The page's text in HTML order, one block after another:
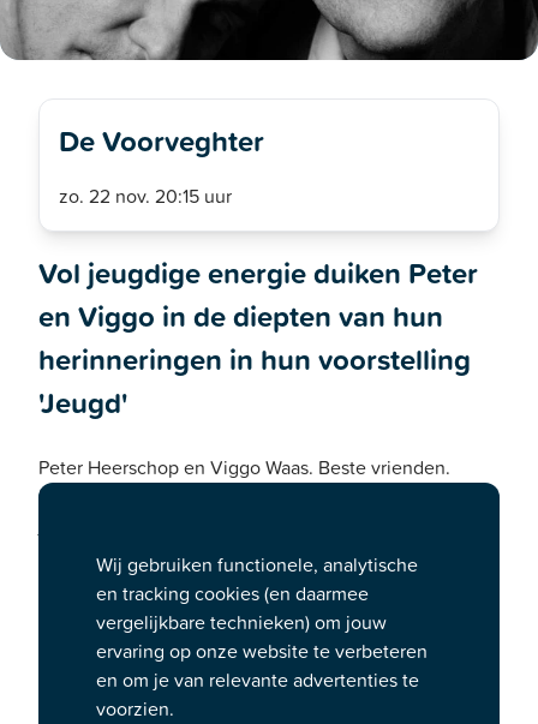
Vol jeugdige energie duiken Peter
en Viggo in de diepten van hun
herinneringen in hun voorstelling
'Jeugd'
Peter Heerschop en Viggo Waas. Beste vrienden.
Mannen met plannen. Jongens waren ze. Of nee,
belachelijk veel in staat. In wat mogelijk hun laatste
theatershow samen is gaan ze nog één keer voluit. Dat
ze zeker weten dat ze echt alles, maar dan ook álles
hebben gegeven.
Vol jeugdige energie duiken Peter en Viggo in de
diepten van hun herinneringen. School, werk,
De Voorveghter
zo. 22 nov. 20:15 uur
Wij gebruiken functionele, analytische
en tracking cookies (en daarmee
vergelijkbare technieken) om jouw
ervaring op onze website te verbeteren
en om je van relevante advertenties te
voorzien.